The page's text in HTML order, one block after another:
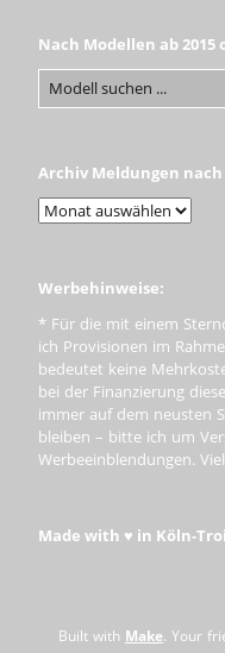
Nach Modellen ab
Archiv Meldungen
Werbehinweise:
* Für die mit einem
ich Provisionen im
bedeutet keine
bei der Finanzierung
immer auf dem neusten
bleiben – bitte ich um
Werbeeinblendungen.
Made with ♥ in Köln-
Built with Make. Your